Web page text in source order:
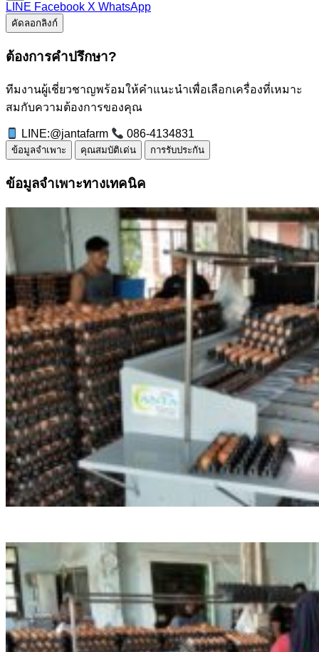
LINE Facebook X WhatsApp
คัดลอกลิงก์
ต้องการคำปรึกษา?
ทีมงานผู้เชี่ยวชาญพร้อมให้คำแนะนำเพื่อเลือกเครื่องที่เหมาะ
สมกับความต้องการของคุณ
LINE:@jantafarm 086-4134831
ข้อมูลจำเพาะ คุณสมบัติเด่น การรับประกัน
ข้อมูลจำเพาะทางเทคนิค